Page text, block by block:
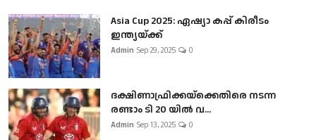
Asia Cup 2025: ഏഷ്യാ കപ്പ് കിരീടം
ഇന്ത്യയ്ക്ക്
Admin Sep 29, 2025 0
ദക്ഷിണാഫ്രിക്കയ്‌ക്കെതിരെ നടന്ന
രണ്ടാം ടി 20 യിൽ വ...
Admin Sep 13, 2025 0